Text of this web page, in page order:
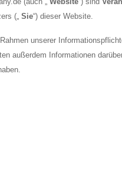
(„ Sie“) dieser Website.
unserer
außerdem Informationen